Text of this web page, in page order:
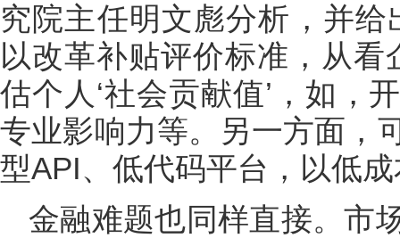
究院主任明文彪分析，并
以改革补贴评价标准，从看
估个人‘社会贡献值’，如，
专业影响力等。另一方面，
型API、低代码平台，以低
金融难题也同样直接。市